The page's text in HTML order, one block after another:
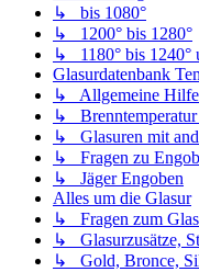
↳ bis 1080°
↳ 1200° bis 1280°
↳ 1180° bis 1240°
Glasurdatenbank
↳ Allgemeine Hilfe
↳ Brenntemperatur
↳ Glasuren mit
↳ Fragen zu
↳ Jäger Engoben
Alles um die Glasur
↳ Fragen zum
↳ Glasurzusätze,
↳ Gold, Bronce,